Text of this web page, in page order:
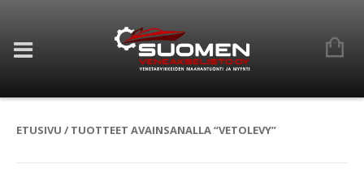
ETUSIVU / TUOTTEET AVAINSANALLA “VETOLEVY”